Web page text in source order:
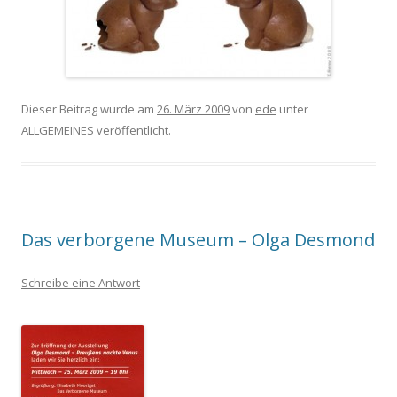
Dieser Beitrag wurde am 26. März 2009von ede unter
ALLGEMEINES veröffentlicht.
Das verborgene Museum – Olga Desmond
Schreibe eine Antwort